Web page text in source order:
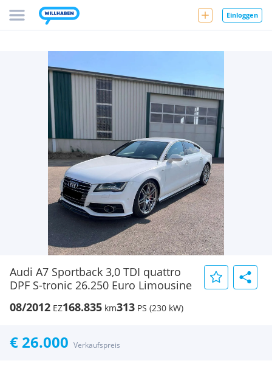
Einloggen
Audi A7 Sportback 3,0 TDI quattro
DPF S-tronic 26.250 Euro Limousine
08/2012 EZ168.835 km313 PS (230 kW)
€ 26.000 Verkaufspreis